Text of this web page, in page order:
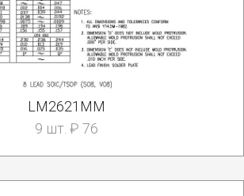
LM2621MM
9 шт. ₽ 76